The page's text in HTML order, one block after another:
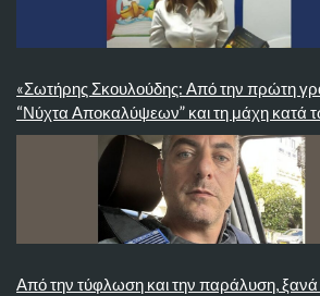
«Σωτήρης Σκουλούδης: Από την πρώτη
“Νύχτα Αποκαλύψεων” και τη μάχη κατά
Από την τύφλωση και την παράλυση, ξανά